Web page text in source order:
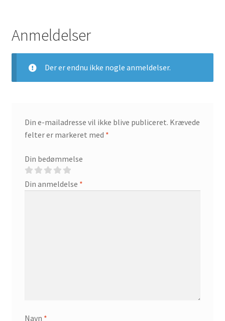
Anmeldelser
Der er endnu ikke nogle anmeldelser.
Din e-mailadresse vil ikke blive publiceret. Krævede
felter er markeret med *
Din bedømmelse
Din anmeldelse *
Navn *